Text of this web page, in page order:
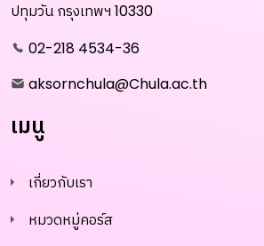
ปทุมวัน กรุงเทพฯ 10330
02-218 4534-36
aksornchula@Chula.ac.th
เมนู
เกี่ยวกับเรา
หมวดหมู่คอร์ส